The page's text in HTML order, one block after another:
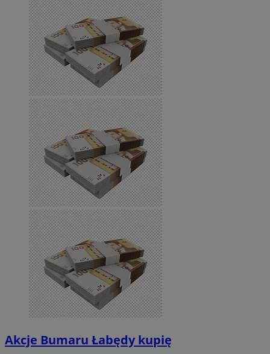
Akcje Bumaru Łabędy kupię